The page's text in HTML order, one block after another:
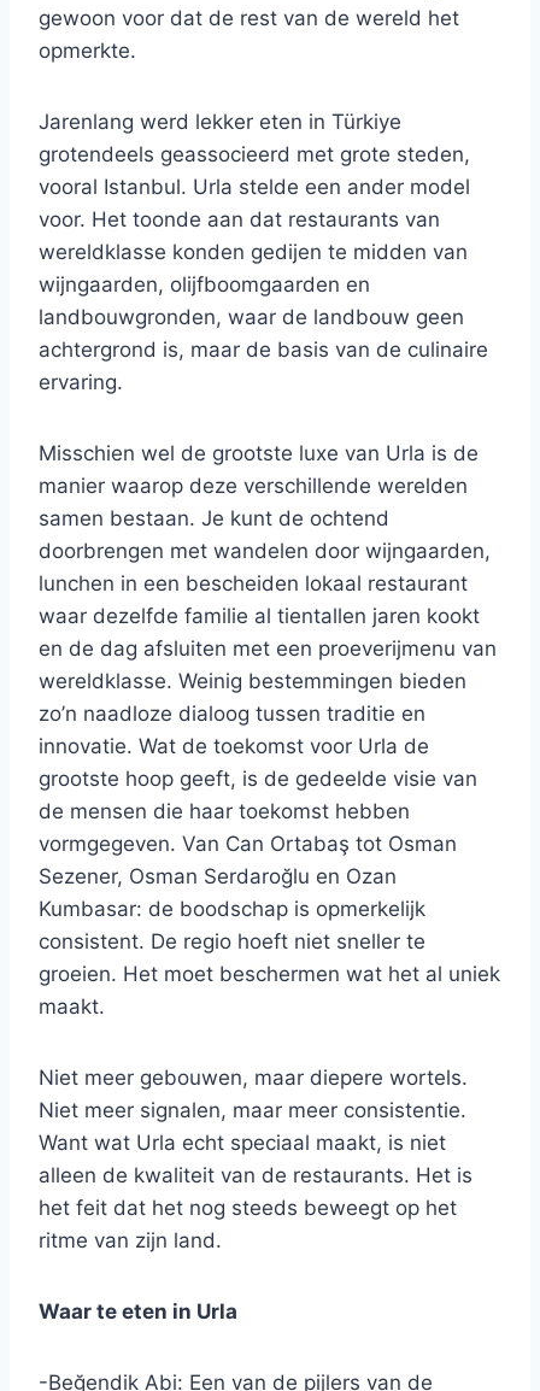
gewoon voor dat de rest van de wereld het
opmerkte.
Jarenlang werd lekker eten in Türkiye
grotendeels geassocieerd met grote steden,
vooral Istanbul. Urla stelde een ander model
voor. Het toonde aan dat restaurants van
wereldklasse konden gedijen te midden van
wijngaarden, olijfboomgaarden en
landbouwgronden, waar de landbouw geen
achtergrond is, maar de basis van de culinaire
ervaring.
Misschien wel de grootste luxe van Urla is de
manier waarop deze verschillende werelden
samen bestaan. Je kunt de ochtend
doorbrengen met wandelen door wijngaarden,
lunchen in een bescheiden lokaal restaurant
waar dezelfde familie al tientallen jaren kookt
en de dag afsluiten met een proeverijmenu van
wereldklasse. Weinig bestemmingen bieden
zo’n naadloze dialoog tussen traditie en
innovatie. Wat de toekomst voor Urla de
grootste hoop geeft, is de gedeelde visie van
de mensen die haar toekomst hebben
vormgegeven. Van Can Ortabaş tot Osman
Sezener, Osman Serdaroğlu en Ozan
Kumbasar: de boodschap is opmerkelijk
consistent. De regio hoeft niet sneller te
groeien. Het moet beschermen wat het al uniek
maakt.
Niet meer gebouwen, maar diepere wortels.
Niet meer signalen, maar meer consistentie.
Want wat Urla echt speciaal maakt, is niet
alleen de kwaliteit van de restaurants. Het is
het feit dat het nog steeds beweegt op het
ritme van zijn land.
Waar te eten in Urla
-Beğendik Abi: Een van de pijlers van de